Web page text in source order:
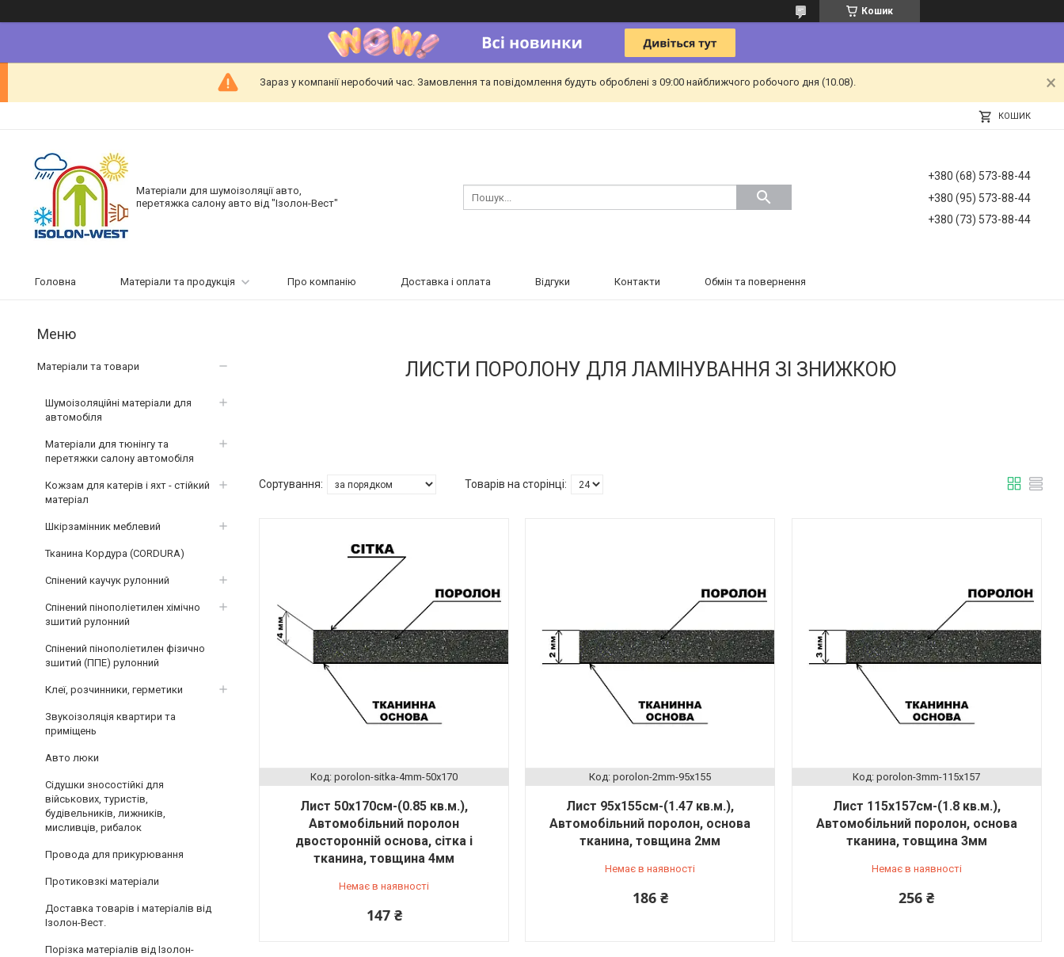
Кошик
Зараз у компанії неробочий час. Замовлення та повідомлення будуть оброблені з 09:00 найближчого робочого дня (10.08).
КОШИК
Матеріали для шумоізоляції авто,
перетяжка салону авто від "Ізолон-Вест"
+380 (68) 573-88-44
+380 (95) 573-88-44
+380 (73) 573-88-44
Головна Матеріали та продукція Про компанію Доставка і оплата Відгуки Контакти Обмін та повернення
ЛИСТИ ПОРОЛОНУ ДЛЯ ЛАМІНУВАННЯ ЗІ ЗНИЖКОЮ
porolon-sіtka-4mm-50x170
Лист 50х170см-(0.85 кв.м.),
Автомобільний поролон
двосторонній основа, сітка і
тканина, товщина 4мм
Немає в наявності
147 ₴
porolon-2mm-95x155
Лист 95х155см-(1.47 кв.м.),
Автомобільний поролон, основа
тканина, товщина 2мм
Немає в наявності
186 ₴
porolon-3mm-115x157
Лист 115х157см-(1.8 кв.м.),
Автомобільний поролон, основа
тканина, товщина 3мм
Немає в наявності
256 ₴
Матеріали та товари
Шумоізоляційні матеріали для
автомобіля
Матеріали для тюнінгу та
перетяжки салону автомобіля
Кожзам для катерів і яхт - стійкий
матеріал
Шкірзамінник меблевий
Тканина Кордура (CORDURA)
Спінений каучук рулонний
Спінений пінополіетилен хімічно
зшитий рулонний
Спінений пінополіетилен фізично
зшитий (ППЕ) рулонний
Клеї, розчинники, герметики
Звукоізоляція квартири та
приміщень
Авто люки
Сідушки зносостійкі для
військових, туристів,
будівельників, лижників,
мисливців, рибалок
Провода для прикурювання
Протиковзкі матеріали
Доставка товарів і матеріалів від
Ізолон-Вест.
Порізка матеріалів від Ізолон-